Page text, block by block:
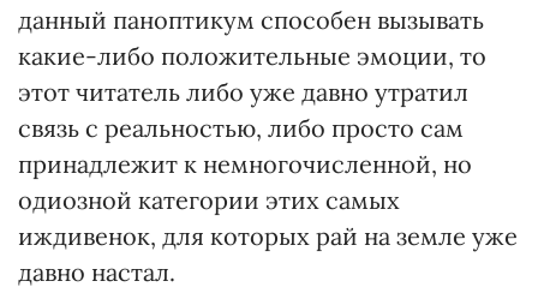
данный паноптикум способен вызывать
какие-либо положительные эмоции, то
этот читатель либо уже давно утратил
связь с реальностью, либо просто сам
принадлежит к немногочисленной, но
одиозной категории этих самых
иждивенок, для которых рай на земле уже
давно настал.